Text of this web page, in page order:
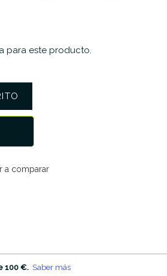
para este producto.
a comparar